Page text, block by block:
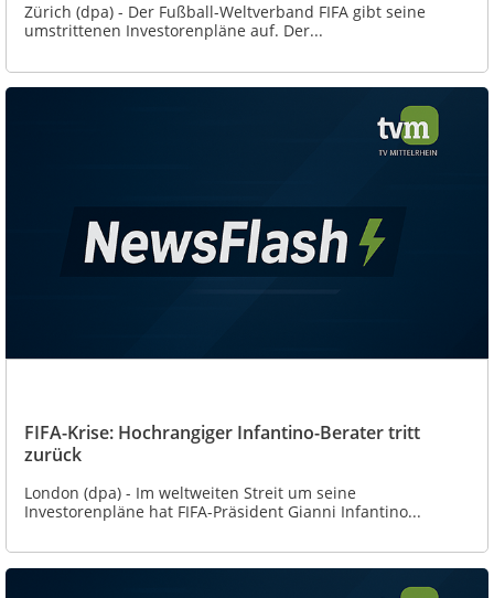
Zürich (dpa) - Der Fußball-Weltverband FIFA gibt seine
umstrittenen Investorenpläne auf. Der...
FIFA-Krise: Hochrangiger Infantino-Berater tritt
zurück
London (dpa) - Im weltweiten Streit um seine
Investorenpläne hat FIFA-Präsident Gianni Infantino...